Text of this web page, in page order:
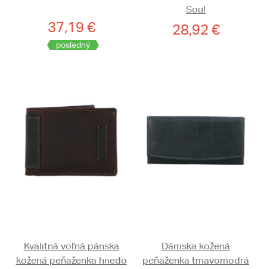
37,19 €
posledný
Soul
28,92 €
Kvalitná voľná pánska
kožená peňaženka hnedo
Dámska kožená
peňaženka tmavomodrá